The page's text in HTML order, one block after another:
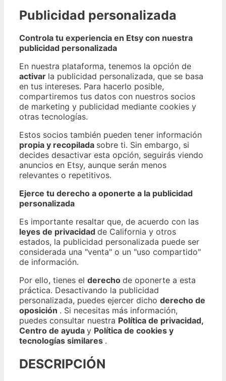
Publicidad personalizada
Controla tu experiencia en Etsy con nuestra
publicidad personalizada
En nuestra plataforma, tenemos la opción de
activar la publicidad personalizada, que se basa
en tus intereses. Para hacerlo posible,
compartiremos tus datos con nuestros socios
de marketing y publicidad mediante cookies y
otras tecnologías.
Estos socios también pueden tener información
propia y recopilada sobre ti. Sin embargo, si
decides desactivar esta opción, seguirás viendo
anuncios en Etsy, aunque serán menos
relevantes o repetitivos.
Ejerce tu derecho a oponerte a la publicidad
personalizada
Es importante resaltar que, de acuerdo con las
leyes de privacidad de California y otros
estados, la publicidad personalizada puede ser
considerada una "venta" o un "uso compartido"
de información.
Por ello, tienes el derecho de oponerte a esta
práctica. Desactivando la publicidad
personalizada, puedes ejercer dicho derecho de
oposición . Si necesitas más información,
puedes consultar nuestra Política de privacidad,
Centro de ayuda y Política de cookies y
tecnologías similares .
DESCRIPCIÓN